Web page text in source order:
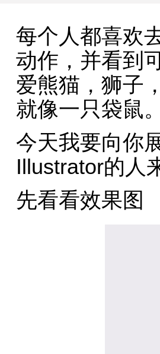
每个人都喜欢
动作，并看到
爱熊猫，狮子
就像一只袋鼠。
今天我要向你
Illustrator的人
先看看效果图